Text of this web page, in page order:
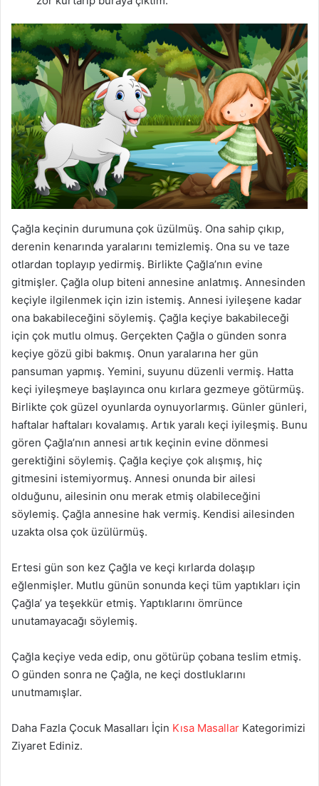
Çağla keçinin durumuna çok üzülmüş. Ona sahip çıkıp,
derenin kenarında yaralarını temizlemiş. Ona su ve taze
otlardan toplayıp yedirmiş. Birlikte Çağla’nın evine
gitmişler. Çağla olup biteni annesine anlatmış. Annesinden
keçiyle ilgilenmek için izin istemiş. Annesi iyileşene kadar
ona bakabileceğini söylemiş. Çağla keçiye bakabileceği
için çok mutlu olmuş. Gerçekten Çağla o günden sonra
keçiye gözü gibi bakmış. Onun yaralarına her gün
pansuman yapmış. Yemini, suyunu düzenli vermiş. Hatta
keçi iyileşmeye başlayınca onu kırlara gezmeye götürmüş.
Birlikte çok güzel oyunlarda oynuyorlarmış. Günler günleri,
haftalar haftaları kovalamış. Artık yaralı keçi iyileşmiş. Bunu
gören Çağla’nın annesi artık keçinin evine dönmesi
gerektiğini söylemiş. Çağla keçiye çok alışmış, hiç
gitmesini istemiyormuş. Annesi onunda bir ailesi
olduğunu, ailesinin onu merak etmiş olabileceğini
söylemiş. Çağla annesine hak vermiş. Kendisi ailesinden
uzakta olsa çok üzülürmüş.
Ertesi gün son kez Çağla ve keçi kırlarda dolaşıp
eğlenmişler. Mutlu günün sonunda keçi tüm yaptıkları için
Çağla’ ya teşekkür etmiş. Yaptıklarını ömrünce
unutamayacağı söylemiş.
Çağla keçiye veda edip, onu götürüp çobana teslim etmiş.
O günden sonra ne Çağla, ne keçi dostluklarını
unutmamışlar.
Daha Fazla Çocuk Masalları İçin Kısa Masallar Kategorimizi
Ziyaret Ediniz.